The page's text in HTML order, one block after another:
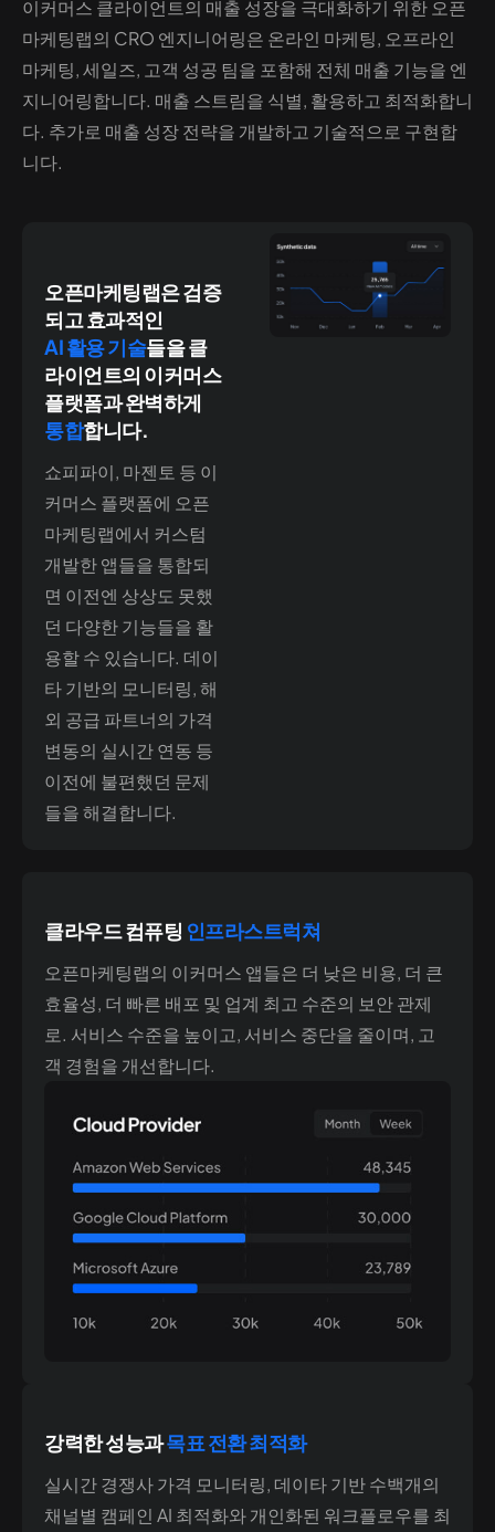
이커머스 클라이언트의 매출 성장을 극대화하기 위한 오픈
마케팅랩의 CRO 엔지니어링은 온라인 마케팅, 오프라인
마케팅, 세일즈, 고객 성공 팀을 포함해 전체 매출 기능을 엔
지니어링합니다. 매출 스트림을 식별, 활용하고 최적화합니
다. 추가로 매출 성장 전략을 개발하고 기술적으로 구현합
니다.
오픈마케팅랩은 검증
되고 효과적인
AI 활용 기술들을 클
라이언트의 이커머스
플랫폼과 완벽하게
통합합니다.
쇼피파이, 마젠토 등 이
커머스 플랫폼에 오픈
마케팅랩에서 커스텀
개발한 앱들을 통합되
면 이전엔 상상도 못했
던 다양한 기능들을 활
용할 수 있습니다. 데이
타 기반의 모니터링, 해
외 공급 파트너의 가격
변동의 실시간 연동 등
이전에 불편했던 문제
들을 해결합니다.
클라우드 컴퓨팅 인프라스트럭쳐
오픈마케팅랩의 이커머스 앱들은 더 낮은 비용, 더 큰
효율성, 더 빠른 배포 및 업계 최고 수준의 보안 관제
로. 서비스 수준을 높이고, 서비스 중단을 줄이며, 고
객 경험을 개선합니다.
강력한 성능과목표 전환 최적화
실시간 경쟁사 가격 모니터링, 데이타 기반 수백개의
채널별 캠페인 AI 최적화와 개인화된 워크플로우를 최